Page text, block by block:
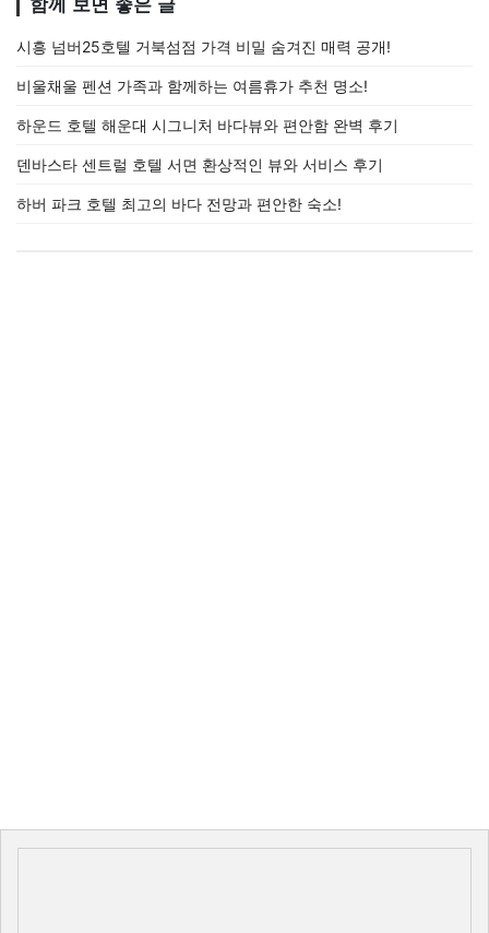
함께 보면 좋은 글
시흥 넘버25호텔 거북섬점 가격 비밀 숨겨진 매력 공개!
비울채울 펜션 가족과 함께하는 여름휴가 추천 명소!
하운드 호텔 해운대 시그니처 바다뷰와 편안함 완벽 후기
덴바스타 센트럴 호텔 서면 환상적인 뷰와 서비스 후기
하버 파크 호텔 최고의 바다 전망과 편안한 숙소!